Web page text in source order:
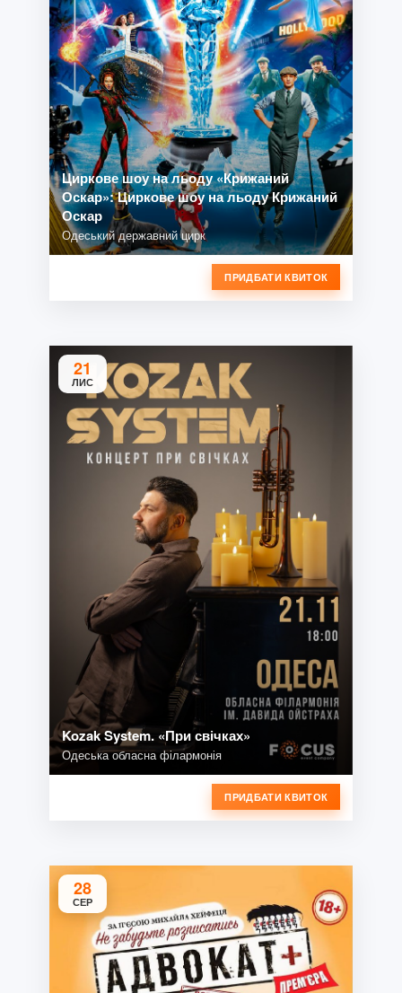
Циркове шоу на льоду «Крижаний
Оскар»: Циркове шоу на льоду Крижаний
Оскар
Одеський державний цирк
ПРИДБАТИ КВИТОК
21
ЛИС
Kozak System. «При свічках»
Одеська обласна філармонія
ПРИДБАТИ КВИТОК
28
СЕР